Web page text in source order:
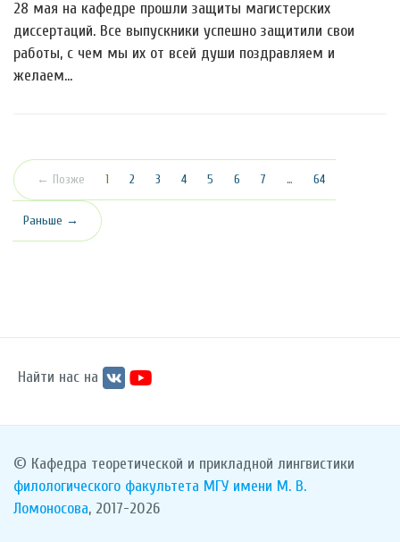
28 мая на кафедре прошли защиты магистерских
диссертаций. Все выпускники успешно защитили свои
работы, с чем мы их от всей души поздравляем и
желаем…
← Позже 1 (текущая)
2 3 4 5 6 7 … 64
Раньше →
Найти нас на
© Кафедра теоретической и прикладной лингвистики
филологического факультета МГУ имени М. В.
Ломоносова, 2017-2026